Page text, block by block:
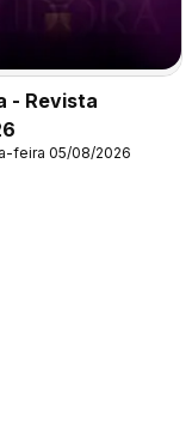
- Revista
feira 05/08/2026